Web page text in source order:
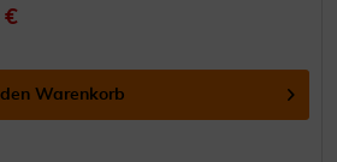
€
den Warenkorb